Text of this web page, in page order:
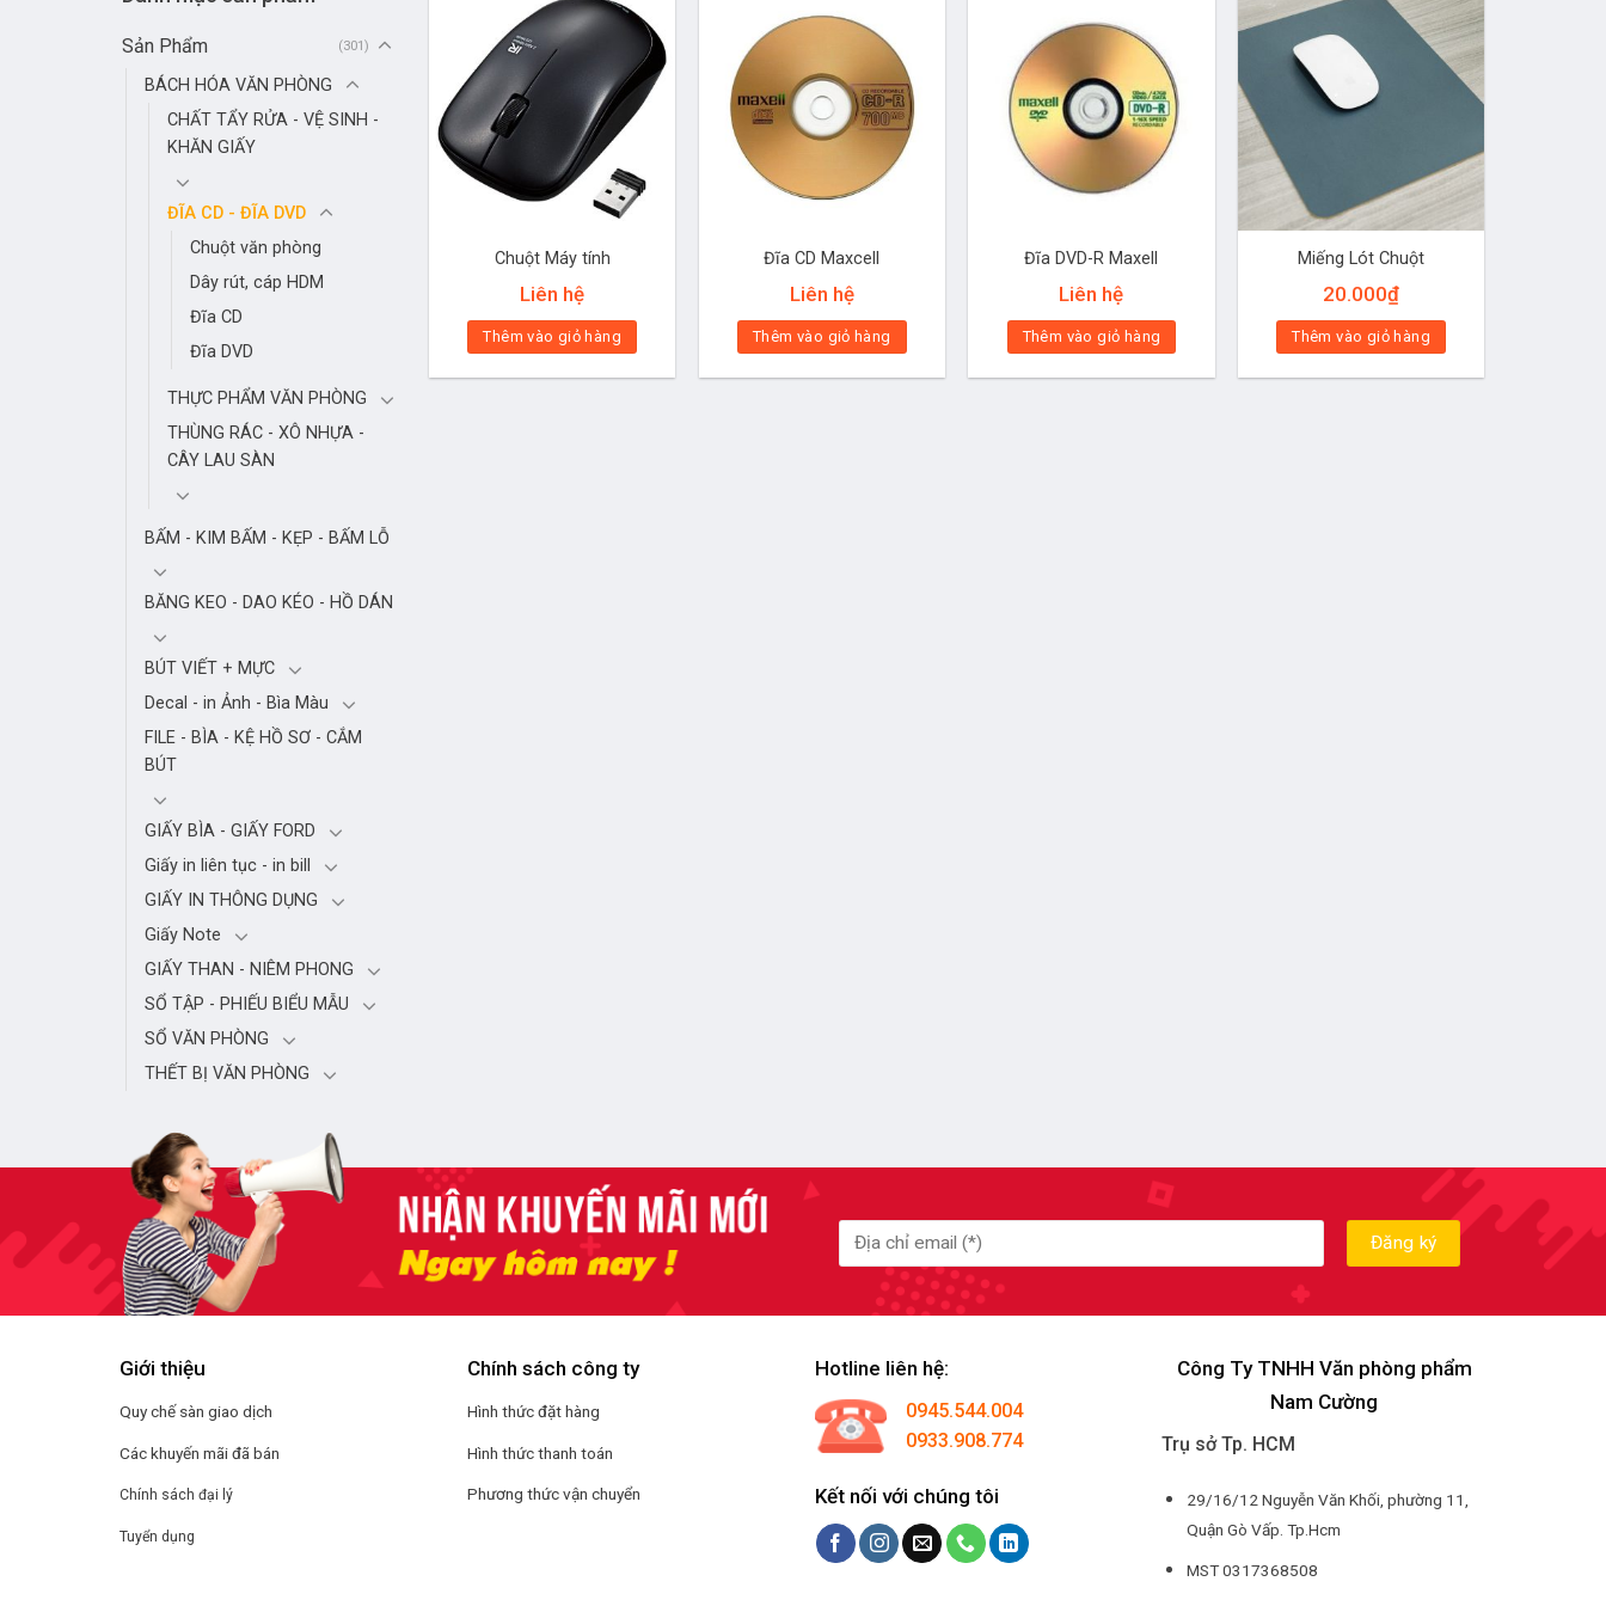
Sản Phẩm (301)
BÁCH HÓA VĂN PHÒNG
CHẤT TẨY RỬA - VỆ SINH -
KHĂN GIẤY
ĐĨA CD - ĐĨA DVD
Chuột văn phòng
Dây rút, cáp HDM
Đĩa CD
Đĩa DVD
THỰC PHẨM VĂN PHÒNG
THÙNG RÁC - XÔ NHỰA -
CÂY LAU SÀN
BẤM - KIM BẤM - KẸP - BẤM LỖ
BĂNG KEO - DAO KÉO - HỒ DÁN
BÚT VIẾT + MỰC
Decal - in Ảnh - Bìa Màu
FILE - BÌA - KỆ HỒ SƠ - CẮM
BÚT
GIẤY BÌA - GIẤY FORD
Giấy in liên tục - in bill
GIẤY IN THÔNG DỤNG
Giấy Note
GIẤY THAN - NIÊM PHONG
SỔ TẬP - PHIẾU BIỂU MẪU
SỔ VĂN PHÒNG
THẾT BỊ VĂN PHÒNG
Chuột Máy tính
Liên hệ
Thêm vào giỏ hàng
Đĩa CD Maxcell
Liên hệ
Thêm vào giỏ hàng
Đĩa DVD-R Maxell
Liên hệ
Thêm vào giỏ hàng
Miếng Lót Chuột
20.000₫
Thêm vào giỏ hàng
Giới thiệu
Quy chế sàn giao dịch
Các khuyến mãi đã bán
Chính sách đại lý
Tuyển dụng
Chính sách công ty
Hình thức đặt hàng
Hình thức thanh toán
Phương thức vận chuyển
Hotline liên hệ:
0945.544.004
0933.908.774
Kết nối với chúng tôi
Công Ty TNHH Văn phòng phẩm
Nam Cường
Trụ sở Tp. HCM
29/16/12 Nguyễn Văn Khối, phường 11,
Quận Gò Vấp. Tp.Hcm
MST 0317368508